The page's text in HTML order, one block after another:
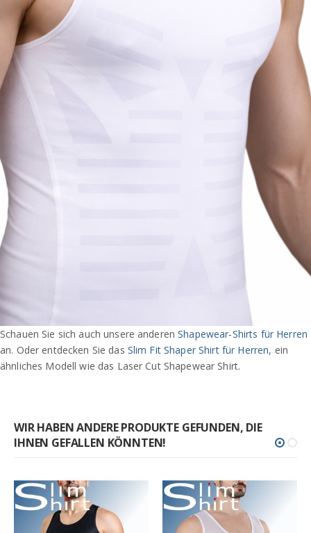
Schauen Sie sich auch unsere anderenShapewear-Shirts für Herren
an. Oder entdecken Sie das Slim Fit Shaper Shirt für Herren, ein
ähnliches Modell wie das Laser Cut Shapewear Shirt.
WIR HABEN ANDERE PRODUKTE GEFUNDEN, DIE
IHNEN GEFALLEN KÖNNTEN!